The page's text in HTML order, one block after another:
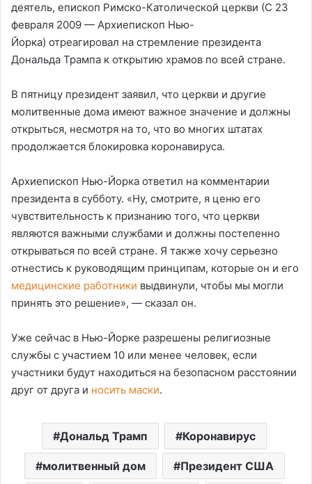
деятель, епископ Римско-Католической церкви (С 23
февраля 2009 — Архиепископ Нью-
Йорка) отреагировал на стремление президента
Дональда Трампа к открытию храмов по всей стране.
В пятницу президент заявил, что церкви и другие
молитвенные дома имеют важное значение и должны
открыться, несмотря на то, что во многих штатах
продолжается блокировка коронавируса.
Архиепископ Нью-Йорка ответил на комментарии
президента в субботу. «Ну, смотрите, я ценю его
чувствительность к признанию того, что церкви
являются важными службами и должны постепенно
открываться по всей стране. Я также хочу серьезно
отнестись к руководящим принципам, которые он и его
медицинские работники выдвинули, чтобы мы могли
принять это решение», — сказал он.
Уже сейчас в Нью-Йорке разрешены религиозные
службы с участием 10 или менее человек, если
участники будут находиться на безопасном расстоянии
друг от друга и носить маски.
Дональд Трамп Коронавирус
молитвенный дом Президент США